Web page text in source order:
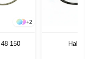
+2
150
Hally